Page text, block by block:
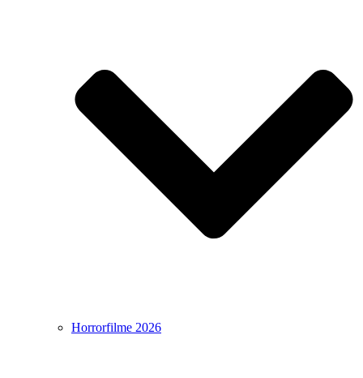
Horrorfilme 2026